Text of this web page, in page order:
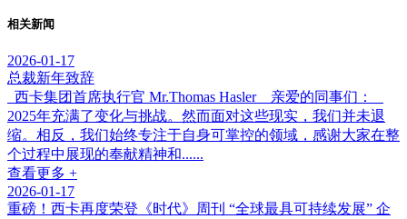
相关新闻
2026-01-17
总裁新年致辞
西卡集团首席执行官 Mr.Thomas Hasler 亲爱的同事们：
2025年充满了变化与挑战。然而面对这些现实，我们并未退
缩。相反，我们始终专注于自身可掌控的领域，感谢大家在整
个过程中展现的奉献精神和......
查看更多 +
2026-01-17
重磅！西卡再度荣登《时代》周刊 “全球最具可持续发展” 企